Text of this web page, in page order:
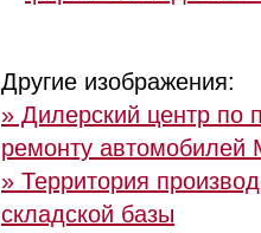
Другие изображения:
» Дилерский центр по
ремонту автомобилей
» Территория
складской базы